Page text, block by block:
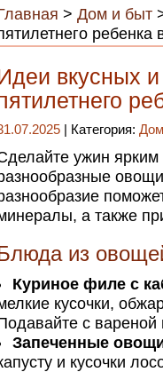
> Дом и быт
ребенка
вкусных
| Категория:
ужин
а также
из
Куриное филе с
кусочки,
с вареной
Запеченные
и кусочки